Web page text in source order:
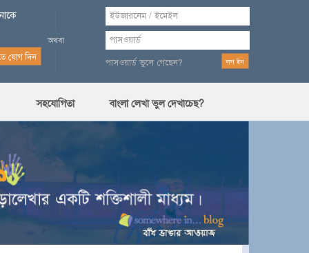
পাসওয়ার্ড ভুলে গেছেন?
সহযোগিতা বাংলা লেখা ভুল দেখাচেছ?